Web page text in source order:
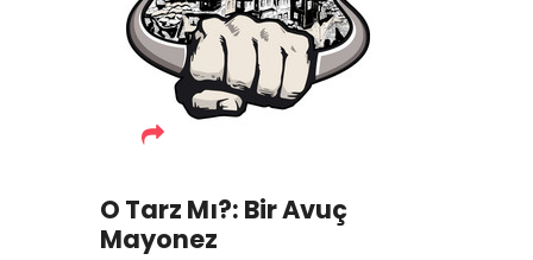
O Tarz Mı?: Bir Avuç
Mayonez